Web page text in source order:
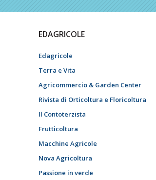
EDAGRICOLE
Edagricole
Terra e Vita
Agricommercio & Garden Center
Rivista di Orticoltura e Floricoltura
Il Contoterzista
Frutticoltura
Macchine Agricole
Nova Agricoltura
Passione in verde